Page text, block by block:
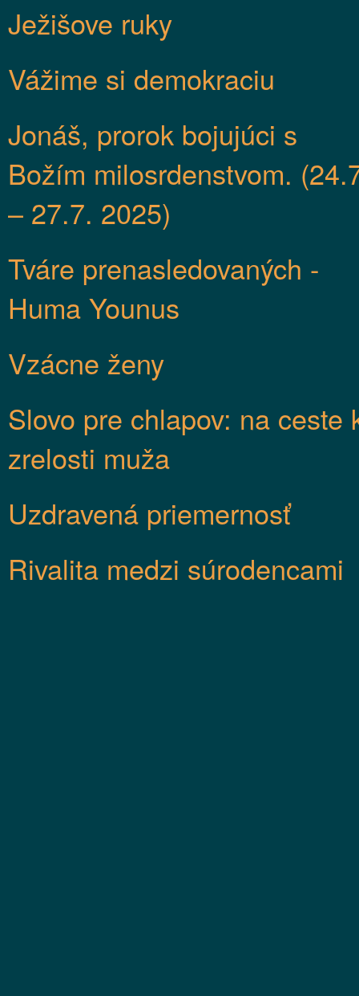
Ježišove ruky
Vážime si demokraciu
Jonáš, prorok bojujúci s
Božím milosrdenstvom.
– 27.7. 2025)
Tváre prenasledovaných -
Huma Younus
Vzácne ženy
Slovo pre chlapov: na ceste
zrelosti muža
Uzdravená priemernosť
Rivalita medzi súrodencami